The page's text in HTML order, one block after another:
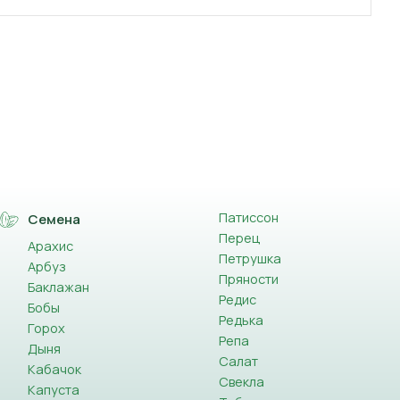
Семена
Арахис
Арбуз
Баклажан
Бобы
Горох
Дыня
Кабачок
Капуста
Патиссон
Перец
Петрушка
Пряности
Редис
Редька
Репа
Салат
Свекла